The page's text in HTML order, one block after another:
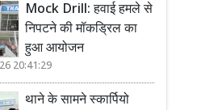
Mock Drill: हवाई हमले से
निपटने की मॉकड्रिल का
हुआ आयोजन
20:41:29
थाने के सामने स्कार्पियो